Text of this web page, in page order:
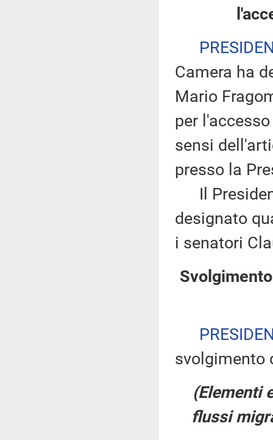
Camera ha
Mario
per
sensi
presso la
Il
designato
i senatori
svolgimento
(Elementi
flussi